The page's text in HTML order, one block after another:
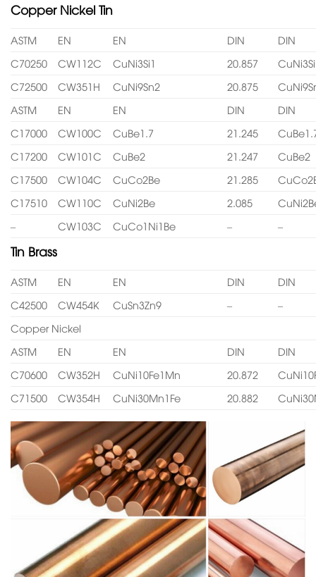
Copper Nickel Tin
ASTM EN EN DIN
DIN
C70250
CW112C CuNi3Si1 20.857
CuNi3Si
C72500
CW351H CuNi9Sn2 20.875
ASTM
EN EN DIN
DIN
C17000
CW100C CuBe1.7 21.245
C17200
CW101C CuBe2 21.247
CuBe2
C17500
CW104C CuCo2Be 21.285
C17510
CW110C CuNi2Be 2.085
–
CW103C CuCo1Ni1Be – –
Tin Brass
ASTM EN EN DIN
DIN
C42500
CW454K CuSn3Zn9 –
–
Copper Nickel
ASTM
EN EN DIN
DIN
C70600
CW352H CuNi10Fe1Mn 20.872
C71500
CW354H CuNi30Mn1Fe 20.882